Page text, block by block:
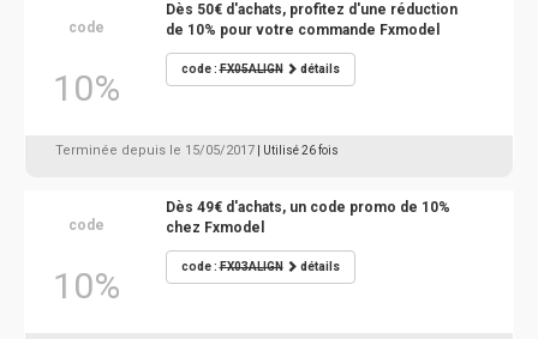
code
10%
Dès 50€ d'achats, profitez d'une réduction
de 10% pour votre commande Fxmodel
code :FX05ALIGN détails
Terminée depuis le 15/05/2017 | Utilisé 26 fois
code
10%
Dès 49€ d'achats, un code promo de 10%
chez Fxmodel
code :FX03ALIGN détails